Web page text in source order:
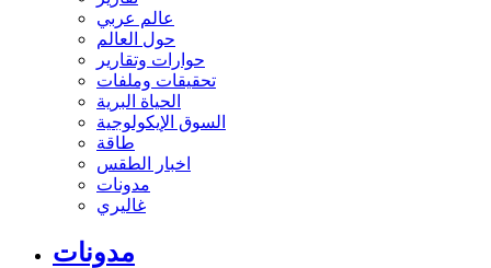
عالم عربي
حول العالم
حوارات وتقارير
تحقيقات وملفات
الحياة البرية
السوق الإيكولوجية
طاقة
اخبار الطقس
مدونات
غاليري
مدونات